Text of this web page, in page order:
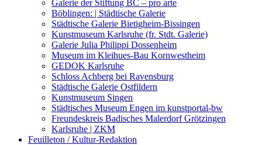
Galerie der Stiftung BC – pro arte
Böblingen: | Städtische Galerie
Städtische Galerie Bietigheim-Bissingen
Kunstmuseum Karlsruhe (fr. Stdt. Galerie)
Galerie Julia Philippi Dossenheim
Museum im Kleihues-Bau Kornwestheim
GEDOK Karlsruhe
Schloss Achberg bei Ravensburg
Städtische Galerie Ostfildern
Kunstmuseum Singen
Städtisches Museum Engen im kunstportal-bw
Freundeskreis Badisches Malerdorf Grötzingen
Karlsruhe | ZKM
Feuilleton / Kultur-Redaktion